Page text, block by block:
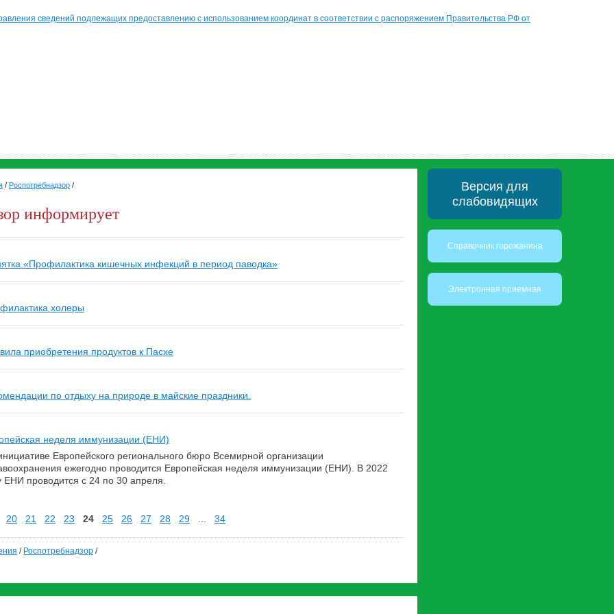
сведений подлежащих предоставлению с использованием координат в соответствии с распоряжением Правительства РФ от
/ Роспотребнадзор /
информирует
«Профилактика кишечных инфекций в период паводка»
холеры
приобретения продуктов к Пасхе
по отдыху на природе в майские праздники.
неделя иммунизации (ЕНИ)
Европейского регионального бюро Всемирной организации
ежегодно проводится Европейская неделя иммунизации (ЕНИ). В 2022
ЕНИ проводится с 24 по 30 апреля.
20 21 22 23 24 25 26 27 28 29 ... 34
/ Роспотребнадзор /
Версия для
слабовидящих
Справочник горожанина
Электронная приемная